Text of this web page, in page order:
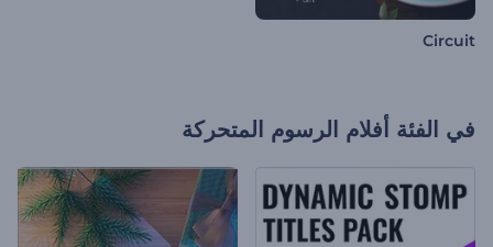
Circuit
في الفئة أفلام الرسوم المتحركة